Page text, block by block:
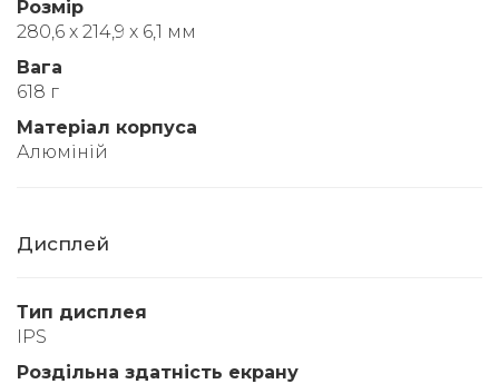
Розмір
280,6 x 214,9 x 6,1 мм
Вага
618 г
Матеріал корпуса
Алюміній
Дисплей
Тип дисплея
IPS
Роздільна здатність екрану